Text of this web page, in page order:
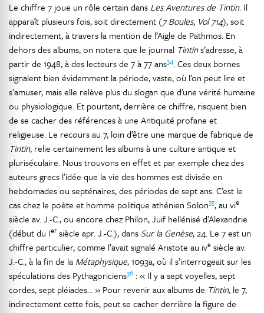
Le chiffre 7 joue un rôle certain dans Les Aventures de Tintin. Il
apparaît plusieurs fois, soit directement (7 Boules, Vol 714), soit
indirectement, à travers la mention de l’Aigle de Pathmos. En
dehors des albums, on notera que le journal Tintins’adresse, à
partir de 1948, à des lecteurs de 7 à 77 ans34. Ces deux bornes
signalent bien évidemment la période, vaste, où l’on peut lire et
s’amuser, mais elle relève plus du slogan que d’une vérité humaine
ou physiologique. Et pourtant, derrière ce chiffre, risquent bien
de se cacher des références à une Antiquité profane et
religieuse. Le recours au 7, loin d’être une marque de fabrique de
Tintin, relie certainement les albums à une culture antique et
pluriséculaire. Nous trouvons en effet et par exemple chez des
auteurs grecs l’idée que la vie des hommes est divisée en
hebdomades ou septénaires, des périodes de sept ans. C’est le
cas chez le poète et homme politique athénien Solon35, au vie
siècle av. J.-C., ou encore chez Philon, Juif hellénisé d’Alexandrie
(début du Ier siècle apr. J.-C.), dans Sur la Genèse, 24. Le 7 est un
chiffre particulier, comme l’avait signalé Aristote au ive siècle av.
J.-C., à la fin de la Métaphysique, 1093a, où il s’interrogeait sur les
spéculations des Pythagoriciens36 : « Il y a sept voyelles, sept
cordes, sept pléiades… » Pour revenir aux albums de Tintin, le 7,
indirectement cette fois, peut se cacher derrière la figure de